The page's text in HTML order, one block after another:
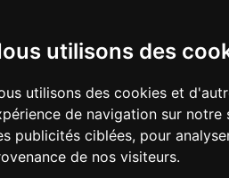
utilisons des
utilisons des cookies et
de navigation sur
publicités ciblées, pour
de nos visiteurs.
est spécialisée dans le nettoyage...
30
Queries: 6